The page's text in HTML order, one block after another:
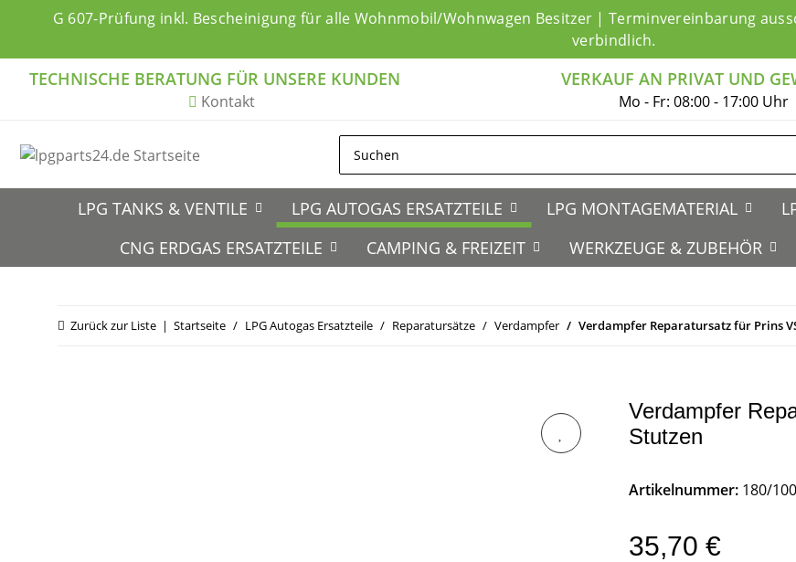
G 607-Prüfung inkl. Bescheinigung für alle Wohnmobil/Wohnwagen Besitzer | Terminvereinbarung
verbindlich.
VERKAUF AN PRIVAT UND
Mo - Fr: 08:00 - 17:00 Uhr
TECHNISCHE BERATUNG FÜR UNSERE KUNDEN
Kontakt
LPG TANKS & VENTILE LPG AUTOGAS ERSATZTEILE LPG MONTAGEMATERIAL
CNG ERDGAS ERSATZTEILE
CAMPING & FREIZEIT WERKZEUGE & ZUBEHÖR
Zurück zur Liste Startseite LPG Autogas Ersatzteile Reparatursätze Verdampfer Verdampfer Reparatursatz für Prins
Verdampfer
Stutzen
Artikelnummer: 180/
35,70 €